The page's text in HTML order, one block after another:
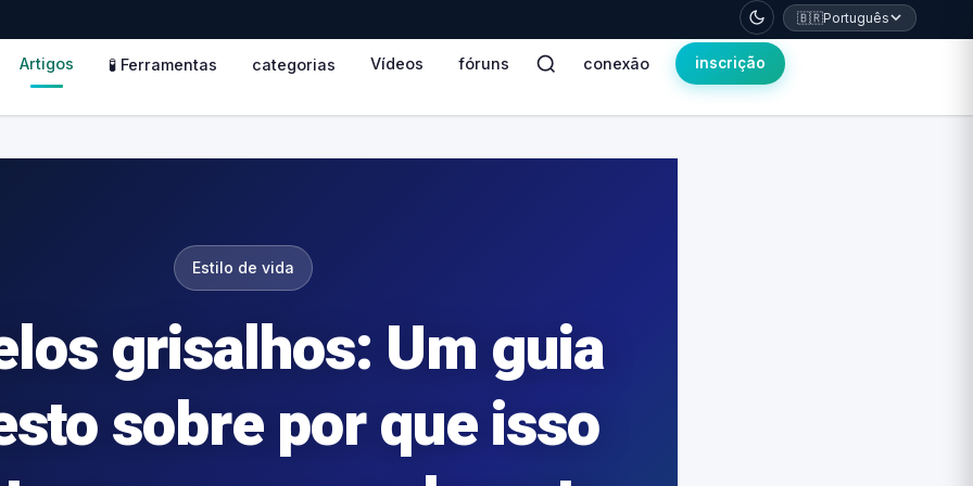
🇧🇷Português
Artigos 🧪 Ferramentas categorias Vídeos fóruns conexão inscrição
Estilo de vida
grisalhos: Um guia
sobre por que isso